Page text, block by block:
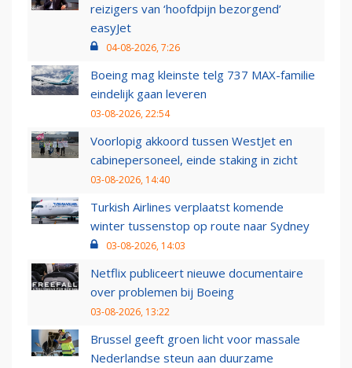
reizigers van ‘hoofdpijn bezorgend’
easyJet
04-08-2026, 7:26
Boeing mag kleinste telg 737 MAX-familie
eindelijk gaan leveren
03-08-2026, 22:54
Voorlopig akkoord tussen WestJet en
cabinepersoneel, einde staking in zicht
03-08-2026, 14:40
Turkish Airlines verplaatst komende
winter tussenstop op route naar Sydney
03-08-2026, 14:03
Netflix publiceert nieuwe documentaire
over problemen bij Boeing
03-08-2026, 13:22
Brussel geeft groen licht voor massale
Nederlandse steun aan duurzame